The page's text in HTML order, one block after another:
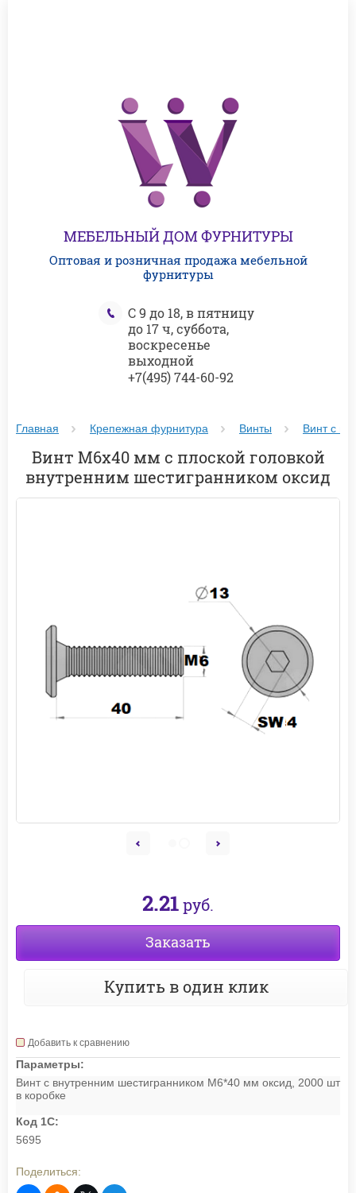
МЕБЕЛЬНЫЙ ДОМ ФУРНИТУРЫ
Оптовая и розничная продажа мебельной
фурнитуры
С 9 до 18, в пятницу
до 17 ч, суббота,
воскресенье
выходной
+7(495) 744-60-92
Главная Крепежная фурнитура Винты Винт с
Винт М6х40 мм с плоской головкой
внутренним шестигранником оксид
2.21руб.
Заказать
Купить в один клик
Добавить к сравнению
Параметры:
Винт с внутренним шестигранником М6*40 мм оксид, 2000 шт
в коробке
Код 1С:
5695
Поделиться: